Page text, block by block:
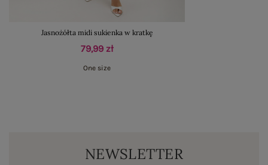
Jasnożółta midi sukienka w kratkę
79,99 zł
One size
NEWSLETTER